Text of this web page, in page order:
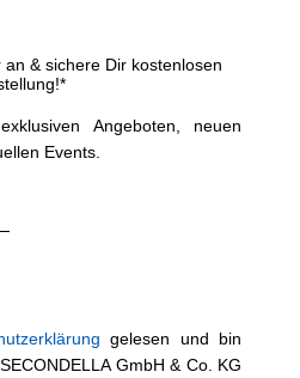
& sichere Dir kostenlosen
Angeboten, neuen
Events.
gelesen und bin
GmbH & Co. KG